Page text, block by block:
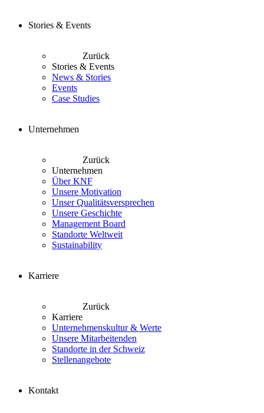
Stories & Events
Zurück
Stories & Events
News & Stories
Events
Case Studies
Unternehmen
Zurück
Unternehmen
Über KNF
Unsere Motivation
Unser Qualitätsversprechen
Unsere Geschichte
Management Board
Standorte Weltweit
Sustainability
Karriere
Zurück
Karriere
Unternehmenskultur & Werte
Unsere Mitarbeitenden
Standorte in der Schweiz
Stellenangebote
Kontakt